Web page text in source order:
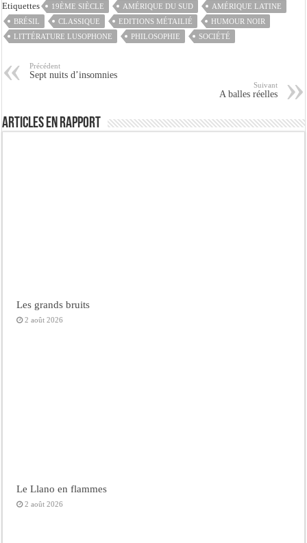
Etiquettes 19ÈME SIÈCLE AMÉRIQUE DU SUD
AMÉRIQUE LATINE
BRÉSIL
CLASSIQUE EDITIONS MÉTAILIÉ
HUMOUR NOIR
LITTÉRATURE LUSOPHONE
PHILOSOPHIE SOCIÉTÉ
Précédent
Sept nuits d’insomnies
Suivant
A balles réelles
Articles en rapport
Les grands bruits
2 août 2026
Le Llano en flammes
2 août 2026